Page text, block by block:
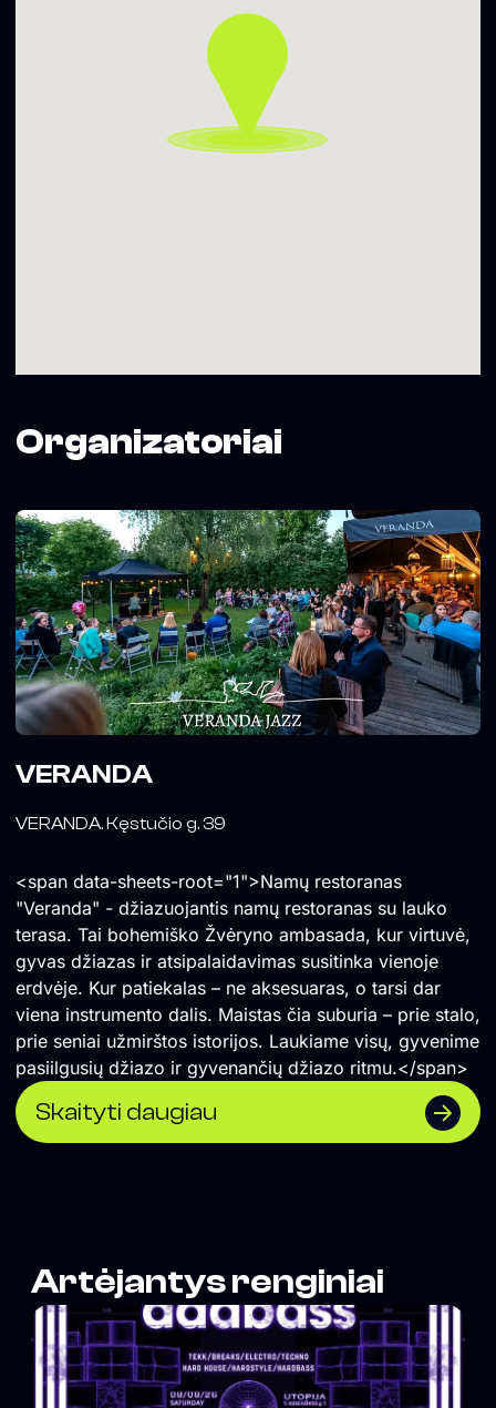
Organizatoriai
VERANDA
VERANDA. Kęstučio g. 39
<span data-sheets-root="1">Namų restoranas
"Veranda" - džiazuojantis namų restoranas su lauko
terasa. Tai bohemiško Žvėryno ambasada, kur virtuvė,
gyvas džiazas ir atsipalaidavimas susitinka vienoje
erdvėje. Kur patiekalas – ne aksesuaras, o tarsi dar
viena instrumento dalis. Maistas čia suburia – prie stalo,
prie seniai užmirštos istorijos. Laukiame visų, gyvenime
pasiilgusių džiazo ir gyvenančių džiazo ritmu.</span>
Skaityti daugiau
Artėjantys renginiai